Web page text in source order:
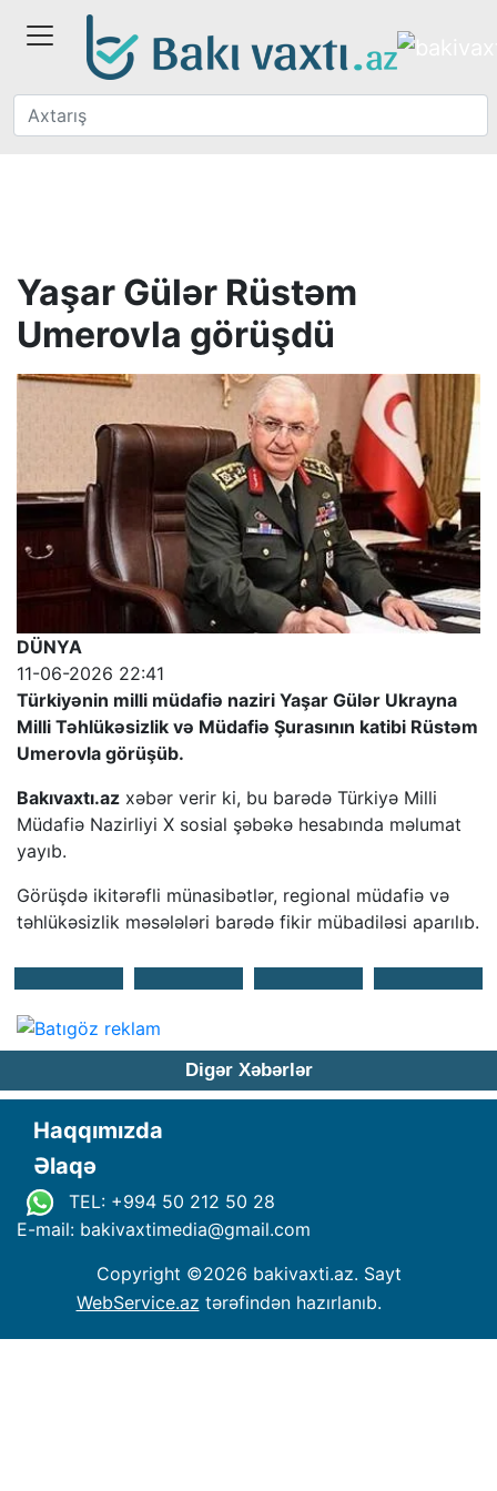
Yaşar Gülər Rüstəm
Umerovla görüşdü
DÜNYA
11-06-2026 22:41
Türkiyənin milli müdafiə naziri Yaşar Gülər Ukrayna
Milli Təhlükəsizlik və Müdafiə Şurasının katibi Rüstəm
Umerovla görüşüb.
Bakıvaxtı.az xəbər verir ki, bu barədə Türkiyə Milli
Müdafiə Nazirliyi X sosial şəbəkə hesabında məlumat
yayıb.
Görüşdə ikitərəfli münasibətlər, regional müdafiə və
təhlükəsizlik məsələləri barədə fikir mübadiləsi aparılıb.
Digər Xəbərlər
Haqqımızda
Əlaqə
TEL: +994 50 212 50 28
E-mail: bakivaxtimedia@gmail.com
Copyright ©2026 bakivaxti.az. Sayt
WebService.az tərəfindən hazırlanıb.